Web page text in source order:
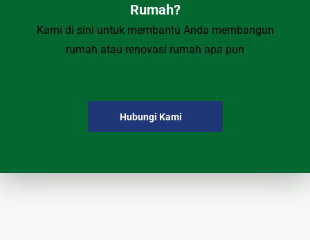
Rumah?
Kami di sini untuk membantu Anda membangun
rumah atau renovasi rumah apa pun
Hubungi Kami